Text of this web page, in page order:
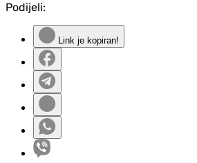
Podijeli:
Link je kopiran!